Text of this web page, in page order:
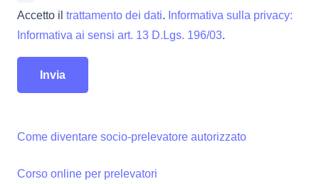
Accetto il trattamento dei dati. Informativa sulla privacy:
Informativa ai sensi art. 13 D.Lgs. 196/03.
Come diventare socio-prelevatore autorizzato
Corso online per prelevatori